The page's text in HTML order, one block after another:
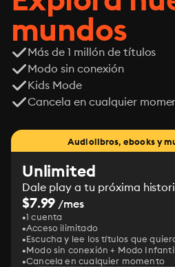
mundos
Más de 1 millón de títulos
Modo sin conexión
Kids Mode
Cancela en cualquier
Audiolibros, ebooks y
Unlimited
Dale play a tu próxima
$7.99 /mes
1 cuenta
Acceso ilimitado
Escucha y lee los títulos que
Modo sin conexión + Modo
Cancela en cualquier momento